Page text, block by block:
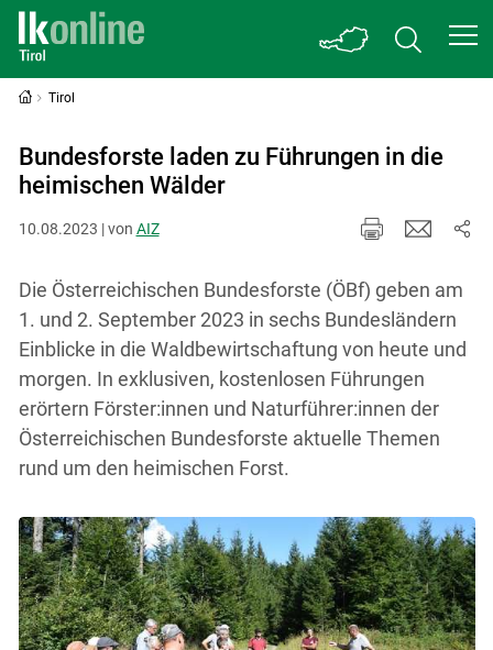
Tirol
Bundesforste laden zu Führungen in die
heimischen Wälder
10.08.2023 | von AIZ
Die Österreichischen Bundesforste (ÖBf) geben am
1. und 2. September 2023 in sechs Bundesländern
Einblicke in die Waldbewirtschaftung von heute und
morgen. In exklusiven, kostenlosen Führungen
erörtern Förster:innen und Naturführer:innen der
Österreichischen Bundesforste aktuelle Themen
rund um den heimischen Forst.